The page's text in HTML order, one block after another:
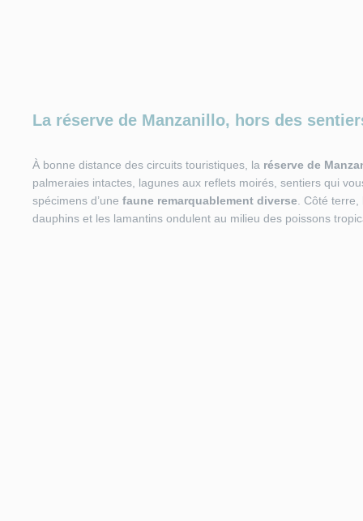
La réserve de Manzanillo, hors des
À bonne distance des circuits touristiques, la réserve de
palmeraies intactes, lagunes aux reflets moirés, sentiers qui
spécimens d’une faune remarquablement diverse . Côté
dauphins et les lamantins ondulent au milieu des poissons